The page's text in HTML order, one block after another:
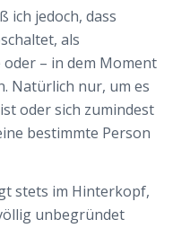
ich jedoch, dass
als
– in dem Moment
Natürlich nur, um es
oder sich zumindest
bestimmte Person
stets im Hinterkopf,
unbegründet